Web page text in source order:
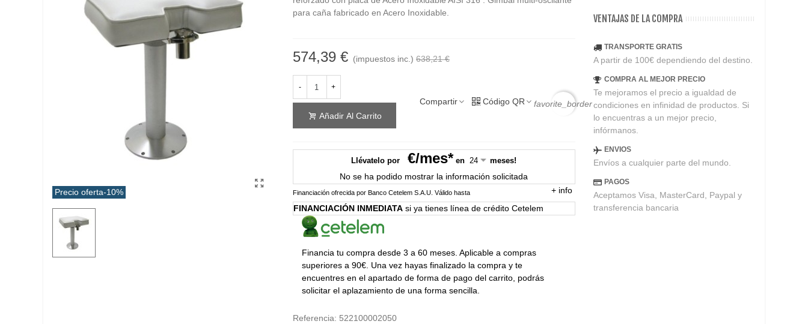
Precio oferta-10%
para caña fabricado en Acero Inoxidable.
574,39 € (impuestos inc.) 638,21 €
- +
Añadir Al Carrito
Compartir Código QR favorite_border
Llévatelo por €/mes* en meses!
No se ha podido mostrar la información solicitada
Financiación ofrecida por Banco Cetelem S.A.U. Válido hasta + info
FINANCIACIÓN INMEDIATAsi ya tienes línea de crédito Cetelem
Financia tu compra desde 3 a 60 meses. Aplicable a compras
superiores a 90€. Una vez hayas finalizado la compra y te
encuentres en el apartado de forma de pago del carrito, podrás
solicitar el aplazamiento de una forma sencilla.
Referencia: 522100002050
VENTAJAS DE LA COMPRA
TRANSPORTE GRATIS
A partir de 100€ dependiendo del destino.
COMPRA AL MEJOR PRECIO
Te mejoramos el precio a igualdad de
condiciones en infinidad de productos. Si
lo encuentras a un mejor precio,
infórmanos.
ENVIOS
Envíos a cualquier parte del mundo.
PAGOS
Aceptamos Visa, MasterCard, Paypal y
transferencia bancaria